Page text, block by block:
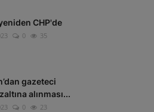
CHP'de
0 35
gazeteci
alınması...
0 23